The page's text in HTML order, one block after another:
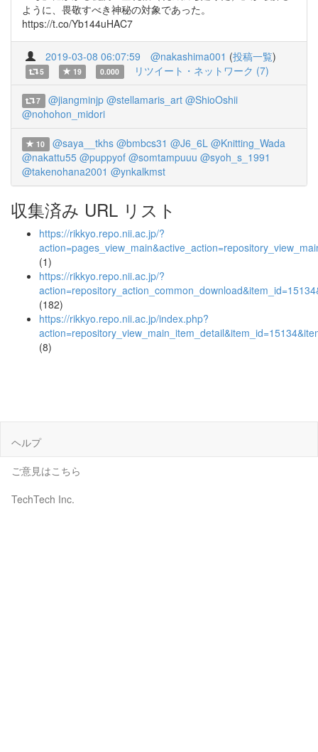
ように、畏敬すべき神秘の対象であった。
https://t.co/Yb144uHAC7
2019-03-08 06:07:59 @nakashima001 (投稿一覧)
5 19 0.000 リツイート・ネットワーク (7)
7 @jiangminjp @stellamaris_art @ShioOshii
@nohohon_midori
10 @saya__tkhs @bmbcs31 @J6_6L @Knitting_Wada
@nakattu55 @puppyof @somtampuuu @syoh_s_1991
@takenohana2001 @ynkalkmst
収集済み URL リスト
https://rikkyo.repo.nii.ac.jp/?
(1)
https://rikkyo.repo.nii.ac.jp/?
(182)
https://rikkyo.repo.nii.ac.jp/index.php?
(8)
ヘルプ
ご意見はこちら
TechTech Inc.